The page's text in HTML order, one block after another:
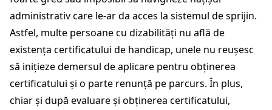
administrativ care le-ar da acces la sistemul de sprijin.
Astfel, multe persoane cu dizabilități nu află de
existența certificatului de handicap, unele nu reușesc
să inițieze demersul de aplicare pentru obținerea
certificatului și o parte renunță pe parcurs. În plus,
chiar și după evaluare și obținerea certificatului,